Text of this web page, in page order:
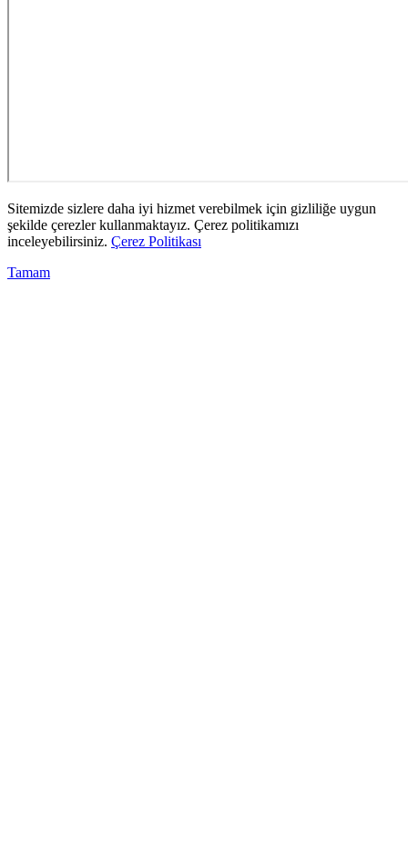
Sitemizde sizlere daha iyi hizmet verebilmek için gizliliğe uygun
şekilde çerezler kullanmaktayız. Çerez politikamızı
inceleyebilirsiniz. Çerez Politikası
Tamam